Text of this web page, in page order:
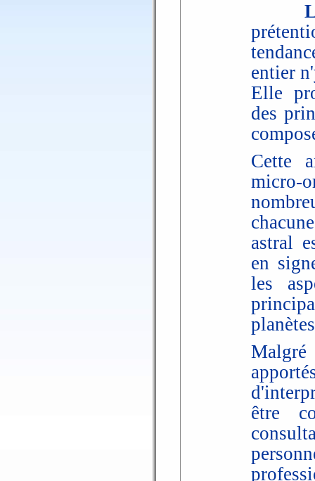
entier
Elle
des
Cette
micro-
astral
en
les
être